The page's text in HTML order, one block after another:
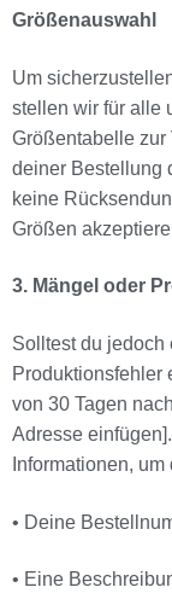
Größenauswahl
Um
stellen wir für alle
Größentabelle zur
deiner Bestellung
keine
Größen
3. Mängel oder
Solltest du jedoch
Produktionsfehler
von 30 Tagen
Adresse
Informationen,
• Deine
• Eine